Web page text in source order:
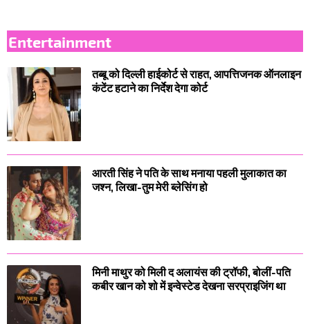
Entertainment
तब्बू को दिल्ली हाईकोर्ट से राहत, आपत्तिजनक ऑनलाइन
कंटेंट हटाने का निर्देश देगा कोर्ट
आरती सिंह ने पति के साथ मनाया पहली मुलाकात का
जश्न, लिखा-तुम मेरी ब्लेसिंग हो
मिनी माथुर को मिली द अलायंस की ट्रॉफी, बोलीं-पति
कबीर खान को शो में इन्वेस्टेड देखना सरप्राइजिंग था